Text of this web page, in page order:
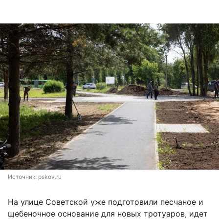
Источник: pskov.ru
На улице Советской уже подготовили песчаное и
щебеночное основание для новых тротуаров, идет